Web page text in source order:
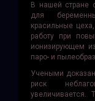
В нашей стране
для
красильные
работу при
ионизирующем
паро- и
Учеными
риск